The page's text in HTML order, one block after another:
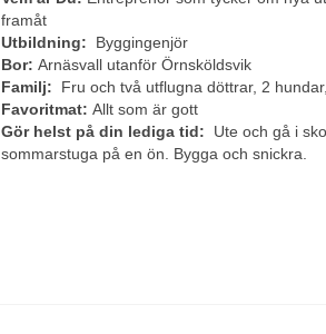
framåt
Utbildning:
Byggingenjör
Bor: Arnäsvall utanför Örnsköldsvik
Familj:
Fru och två utflugna döttrar, 2
Favoritmat: Allt som är gott
Gör helst på din lediga tid: Ute och gå i
sommarstuga på en ön. Bygga och snickra.